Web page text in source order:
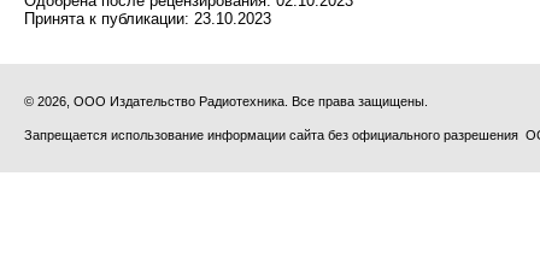
Принята к публикации: 23.10.2023
© 2026, ООО Издательство Радиотехника. Все права защищены.
Запрещается использование информации сайта без официального разрешения